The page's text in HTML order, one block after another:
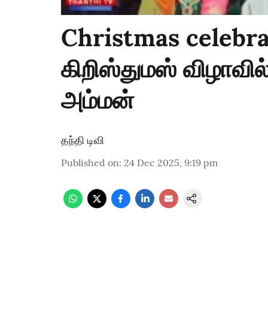
Christmas
கிறிஸ்துமஸ்
அம்மன்
தந்தி டிவி
Published on: 24 Dec 2025, 9:19 pm